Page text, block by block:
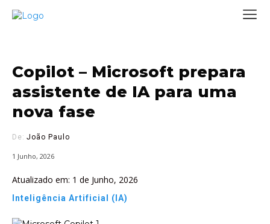
Copilot – Microsoft prepara
assistente de IA para uma
nova fase
De: João Paulo
1 Junho, 2026
Atualizado em: 1 de Junho, 2026
Inteligência Artificial (IA)